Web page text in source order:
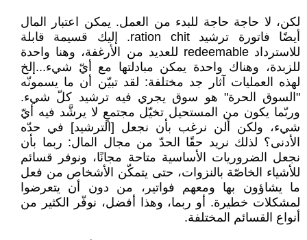
لكن، لا حاجة حاجة للبدء من العمل. يمكن اعتبار المال
أيضًا فاتورة ترشيد ‏ration chit‏. إليك ‏قسيمة قابلة
للاسترداد ‏redeemable‏ للعديد من الأرغفة، وهنا واحدة
للزبدة، وهناك واحدة يمكن ‏مبادلتها مع أيّ شيء...إلخ
لهذه العمليات آثار جد مختلفة: لقد تبيّن أن ما يسمونّه
"السوق ‏الحرة" هو سوق يجري فيه ترشيد كلّ شيء.
وربّما يكون من المستحيل تخيّل مجتمعٍ لا يرشَّد ‏فيه أيّ
شيء، ولكن ألن نرغب بأن نجعل [الترشيد] في حدّه
الأدنى؟ لذلك نريد حقًا الحدّ من ‏مجال المال: ربما بأن
نجعل الضروريات الأساسية متاحة مجانًا، ونوفر قسائم
للأشياء الخاصّة ‏بالنزوات، حتى يتمكّن الأشخاص من فعل
ما يشاؤون بها ومعهم فواتير، من دون أن يتعرضوا
‏لمشكلات خطيرة. أو ربما، وهذا أفضل، نوفّر الكثير من
أنواع القسائم المختلفة.‏